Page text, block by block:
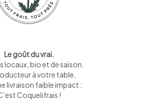
Le goût du vrai.
locaux, bio et de saison
à votre table,
livraison faible impact :
Coquelifrais !